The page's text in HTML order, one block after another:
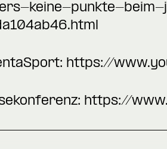
keine-punkte-
https://
https://